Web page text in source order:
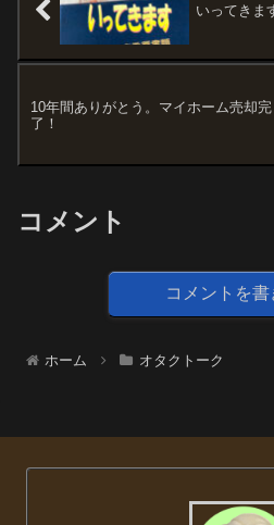
いってきま
10年間ありがとう。マイホーム売却完
了！
コメント
コメントを書
ホーム オタクトーク